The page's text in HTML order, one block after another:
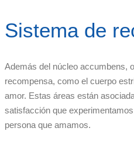
Sistema de
Además del núcleo accumbens,
recompensa, como el cuerpo
amor. Estas áreas están
satisfacción que
persona que amamos.